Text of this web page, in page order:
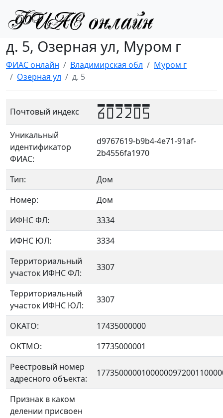
д. 5, Озерная ул, Муром г
ФИАС онлайн Владимирская обл
Муром г
Озерная ул
д. 5
Почтовый индекс 602205
Уникальный
идентификатор
ФИАС:
d9767619-b9b4-4e71-91af-
2b4556fa1970
Тип:
Дом
Номер:
Дом
ИФНС ФЛ:
3334
ИФНС ЮЛ:
3334
Территориальный
участок ИФНС ФЛ:
3307
Территориальный
участок ИФНС ЮЛ:
3307
ОКАТО:
17435000000
OKTMO:
17735000001
Реестровый номер
адресного объекта:
Признак в каком
делении присвоен